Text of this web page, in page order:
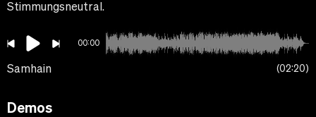
Stimmungsneutral.
00:00
Samhain 02:20
Demos